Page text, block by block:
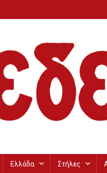
Ελλάδα Στήλες